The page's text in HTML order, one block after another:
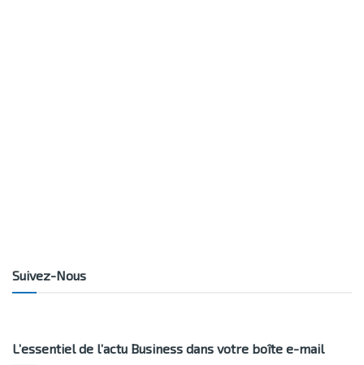
Suivez-Nous
L’essentiel de l’actu Business dans votre boîte e-mail